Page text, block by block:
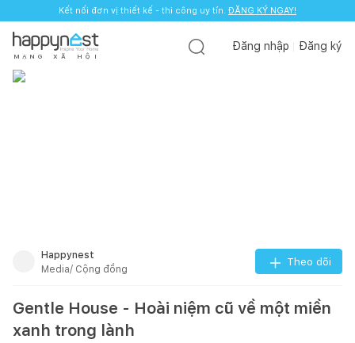
Kết nối đơn vị thiết kế - thi công uy tín. ĐĂNG KÝ NGAY!
M Ạ N G X Ã H Ộ I
Đăng nhập Đăng ký
Happynest
Media/ Cộng đồng
Theo dõi
Gentle House - Hoài niệm cũ về một miền
xanh trong lành